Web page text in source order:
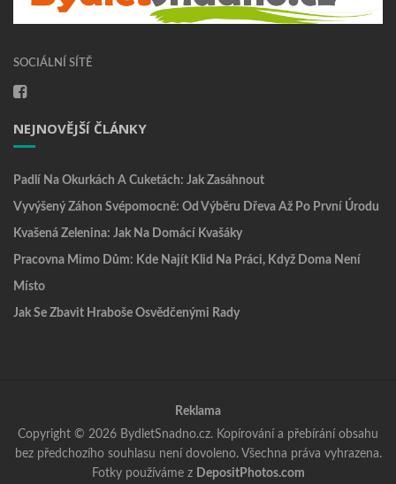
SOCIÁLNÍ SÍTĚ
NEJNOVĚJŠÍ ČLÁNKY
Padlí Na Okurkách A Cuketách: Jak Zasáhnout
Vyvýšený Záhon Svépomocně: Od Výběru Dřeva Až Po První Úrodu
Kvašená Zelenina: Jak Na Domácí Kvašáky
Pracovna Mimo Dům: Kde Najít Klid Na Práci, Když Doma Není
Místo
Jak Se Zbavit Hraboše Osvědčenými Rady
Reklama
Copyright © 2026 BydletSnadno.cz. Kopírování a přebírání obsahu
bez předchozího souhlasu není dovoleno. Všechna práva vyhrazena.
Fotky používáme z DepositPhotos.com